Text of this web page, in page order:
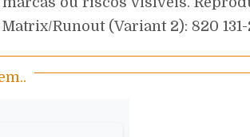
Runout (Variant 2): 820 131-